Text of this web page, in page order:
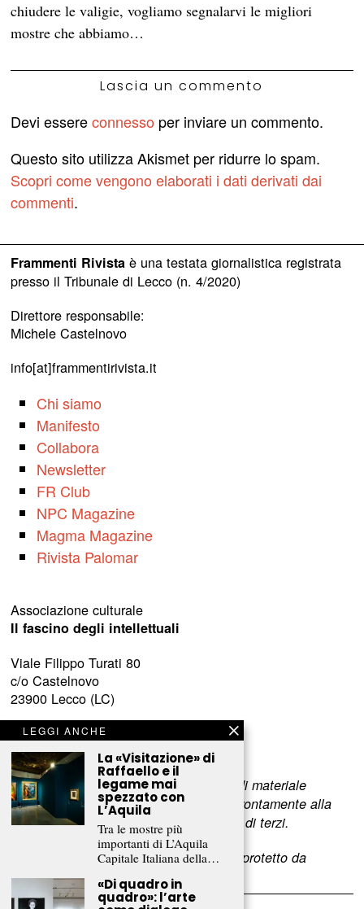
chiudere le valigie, vogliamo segnalarvi le migliori
mostre che abbiamo…
Lascia un commento
Devi essereconnesso per inviare un commento.
Questo sito utilizza Akismet per ridurre lo spam.
Scopri come vengono elaborati i dati derivati dai
commenti.
Frammenti Rivistaè una testata giornalistica registrata
presso il Tribunale di Lecco (n. 4/2020)
Direttore responsabile:
Michele Castelnovo
info[at]frammentirivista.it
Chi siamo
Manifesto
Collabora
Newsletter
FR Club
NPC Magazine
Magma Magazine
Rivista Palomar
Associazione culturale
Il fascino degli intellettuali
Viale Filippo Turati 80
c/o Castelnovo
23900 Lecco (LC)
www.fascinointellettuali.it
info[at]fascinointellettuali.it
Per segnalare eventuali errori nell’uso di materiale
riservato,scriveteci e provvederemo prontamente alla
rimozione del materiale lesivo dei diritti di terzi.
L’intero contenuto di questo sito web è protetto da
copyright.
LEGGI ANCHE
La «Visitazione» di
Raffaello e il
legame mai
spezzato con
L’Aquila
Tra le mostre più
importanti di L’Aquila
Capitale Italiana della…
«Di quadro in
quadro»: l’arte